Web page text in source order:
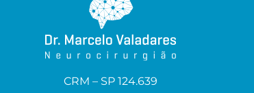
CRM – SP 124.639